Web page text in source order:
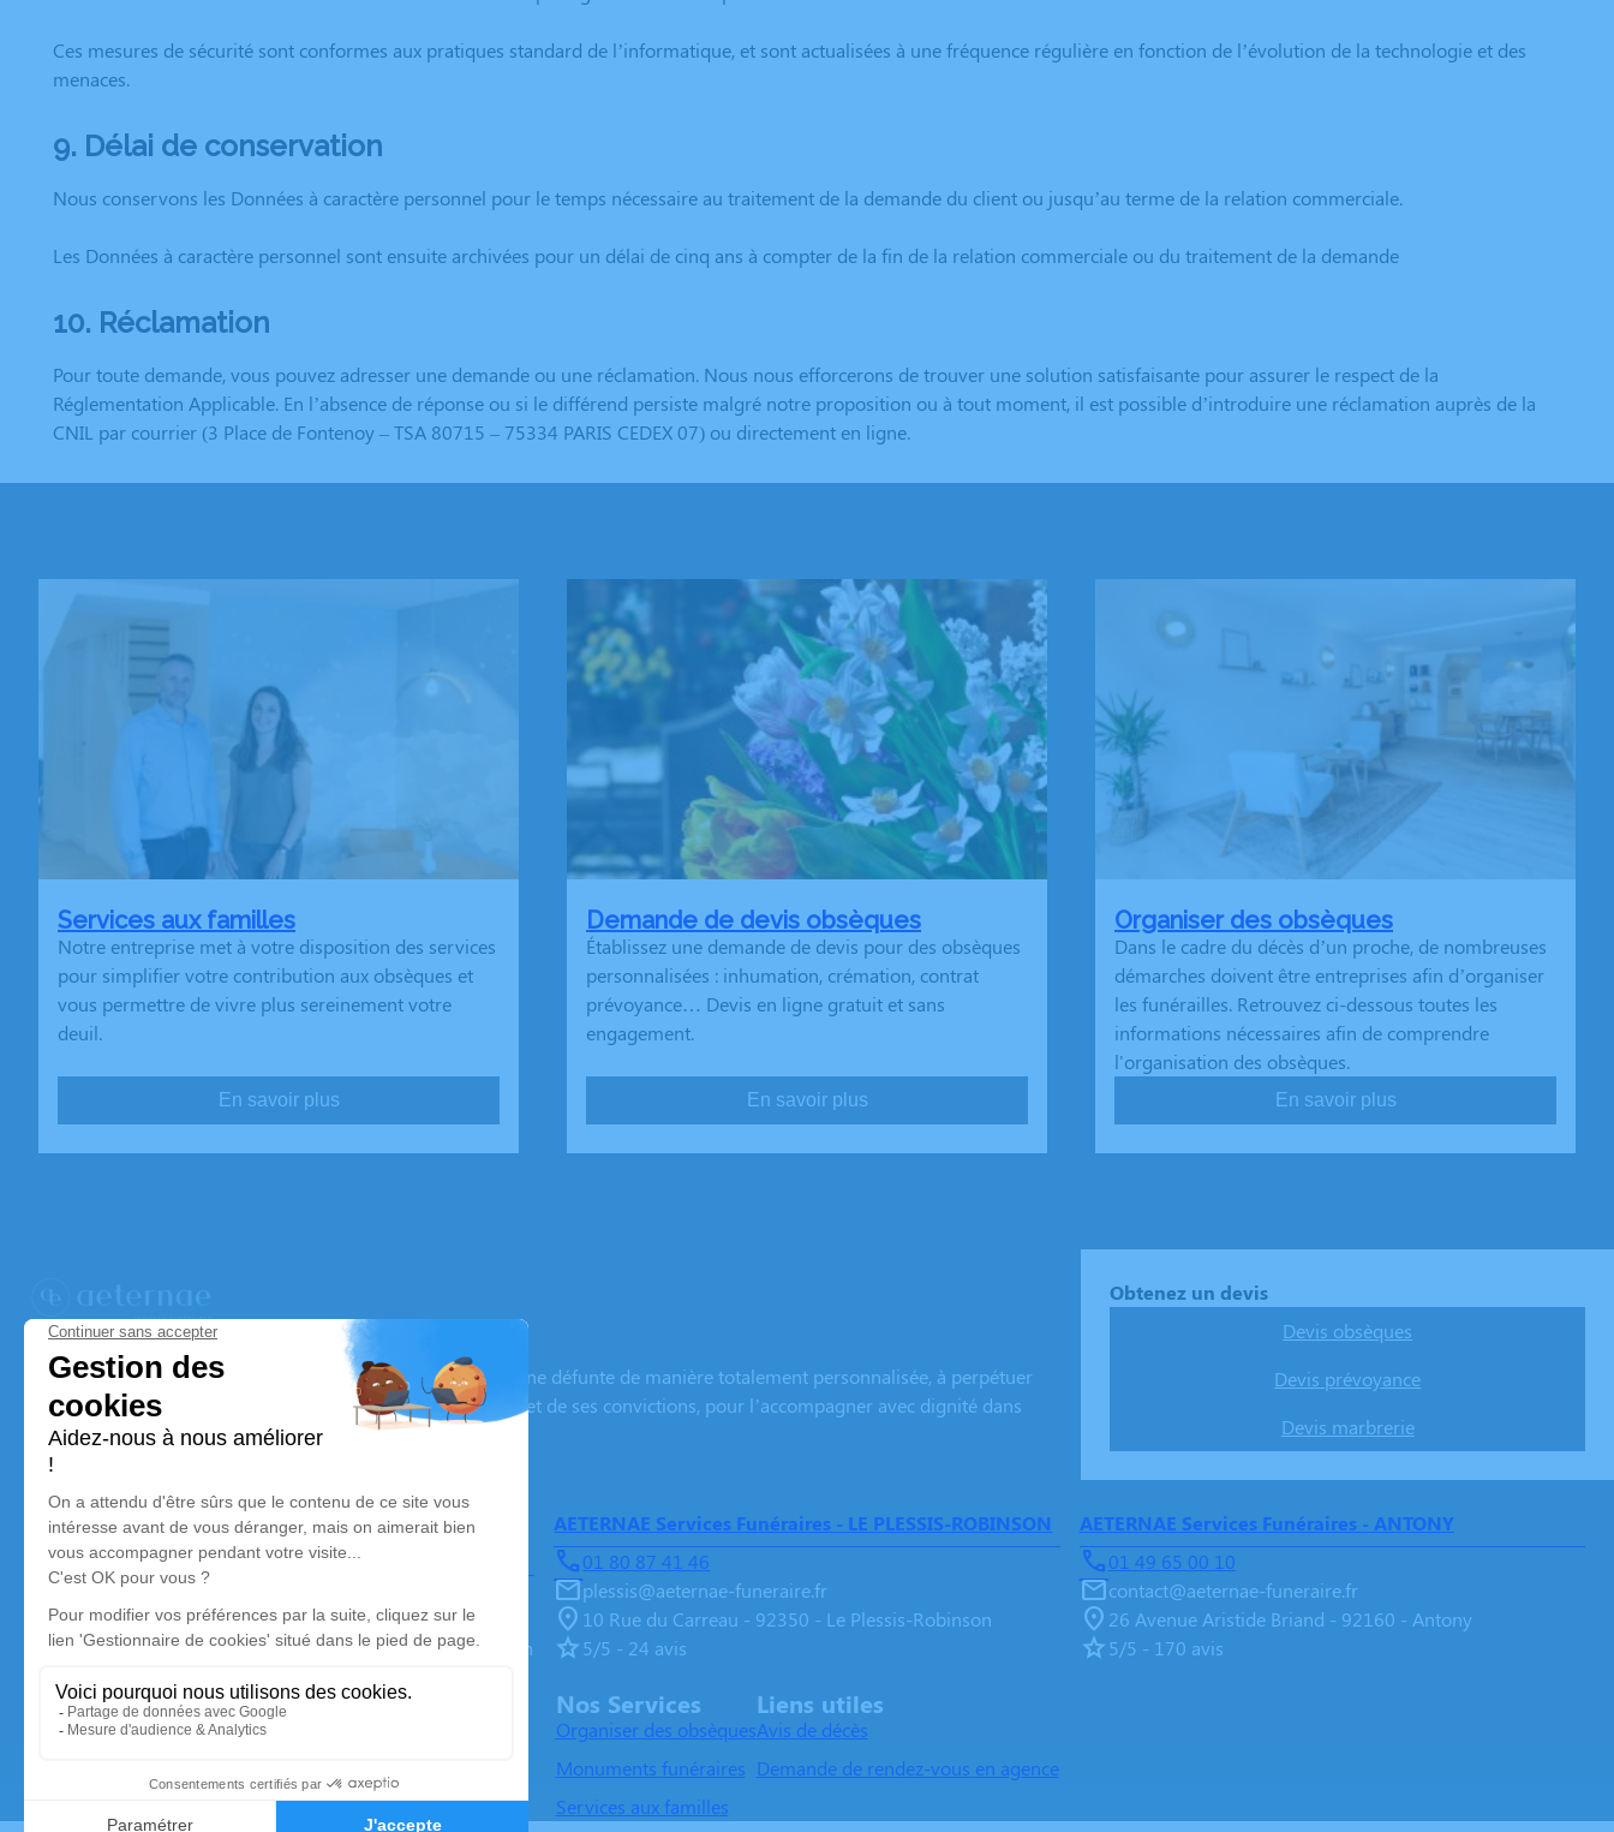
Ces mesures de sécurité sont conformes aux pratiques standard de l’informatique, et sont actualisées à une fréquence régulière en fonction de l’évolution de la technologie et des
menaces.
9. Délai de conservation
Nous conservons les Données à caractère personnel pour le temps nécessaire au traitement de la demande du client ou jusqu’au terme de la relation commerciale.
Les Données à caractère personnel sont ensuite archivées pour un délai de cinq ans à compter de la fin de la relation commerciale ou du traitement de la demande
10. Réclamation
Pour toute demande, vous pouvez adresser une demande ou une réclamation. Nous nous efforcerons de trouver une solution satisfaisante pour assurer le respect de la
Réglementation Applicable. En l’absence de réponse ou si le différend persiste malgré notre proposition ou à tout moment, il est possible d’introduire une réclamation auprès de la
CNIL par courrier (3 Place de Fontenoy – TSA 80715 – 75334 PARIS CEDEX 07) ou directement en ligne.
Services aux familles
Notre entreprise met à votre disposition des services
pour simplifier votre contribution aux obsèques et
vous permettre de vivre plus sereinement votre
deuil.
En savoir plus
Demande de devis obsèques
Établissez une demande de devis pour des obsèques
personnalisées : inhumation, crémation, contrat
prévoyance… Devis en ligne gratuit et sans
engagement.
En savoir plus
Organiser des obsèques
Dans le cadre du décès d’un proche, de nombreuses
démarches doivent être entreprises afin d’organiser
les funérailles. Retrouvez ci-dessous toutes les
informations nécessaires afin de comprendre
l'organisation des obsèques.
En savoir plus
Aeternae Services Funéraires
Nos équipes vous aident à honorer la mémoire de la personne défunte de manière totalement personnalisée, à perpétuer
son souvenir dans le respect de ses volontés, de ses valeurs et de ses convictions, pour l’accompagner avec dignité dans
son dernier voyage.
Obtenez un devis
Devis obsèques
Devis prévoyance
Devis marbrerie
Nos agences
AETERNAE Services Funéraires - VERRIERES-LE-
BUISSON
01 49 65 00 11
verrieres@aeternae-funeraire.fr
18 Rue d'Estienne d'Orves - 91370 - Verrières-le-Buisson
AETERNAE Services Funéraires - LE PLESSIS-ROBINSON
01 80 87 41 46
plessis@aeternae-funeraire.fr
10 Rue du Carreau - 92350 - Le Plessis-Robinson
5/5 - 24 avis
AETERNAE Services Funéraires - ANTONY
01 49 65 00 10
contact@aeternae-funeraire.fr
26 Avenue Aristide Briand - 92160 - Antony
5/5 - 170 avis
Nos Services
Organiser des obsèques
Monuments funéraires
Services aux familles
Liens utiles
Avis de décès
Demande de rendez-vous en agence